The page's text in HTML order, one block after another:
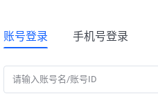
账号登录 手机号登录